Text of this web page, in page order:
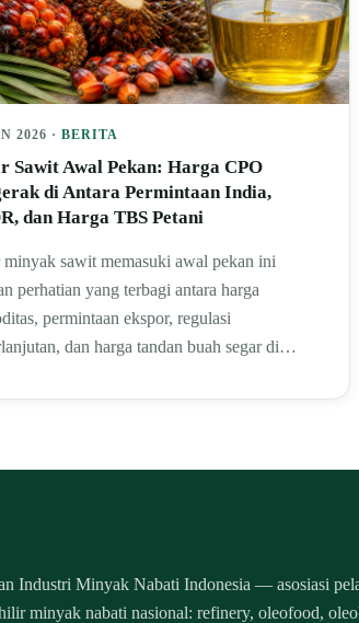
2026 · BERITA
Sawit Awal Pekan: Harga CPO
di Antara Permintaan India,
dan Harga TBS Petani
minyak sawit memasuki awal pekan ini
perhatian yang terbagi antara harga
permintaan ekspor, regulasi
dan harga tandan buah segar di…
Industri Minyak Nabati Indonesia — asosiasi
minyak nabati nasional: refinery, oleofood,